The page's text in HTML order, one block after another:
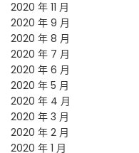
2020 年 11 月
2020 年 9 月
2020 年 8 月
2020 年 7 月
2020 年 6 月
2020 年 5 月
2020 年 4 月
2020 年 3 月
2020 年 2 月
2020 年 1 月